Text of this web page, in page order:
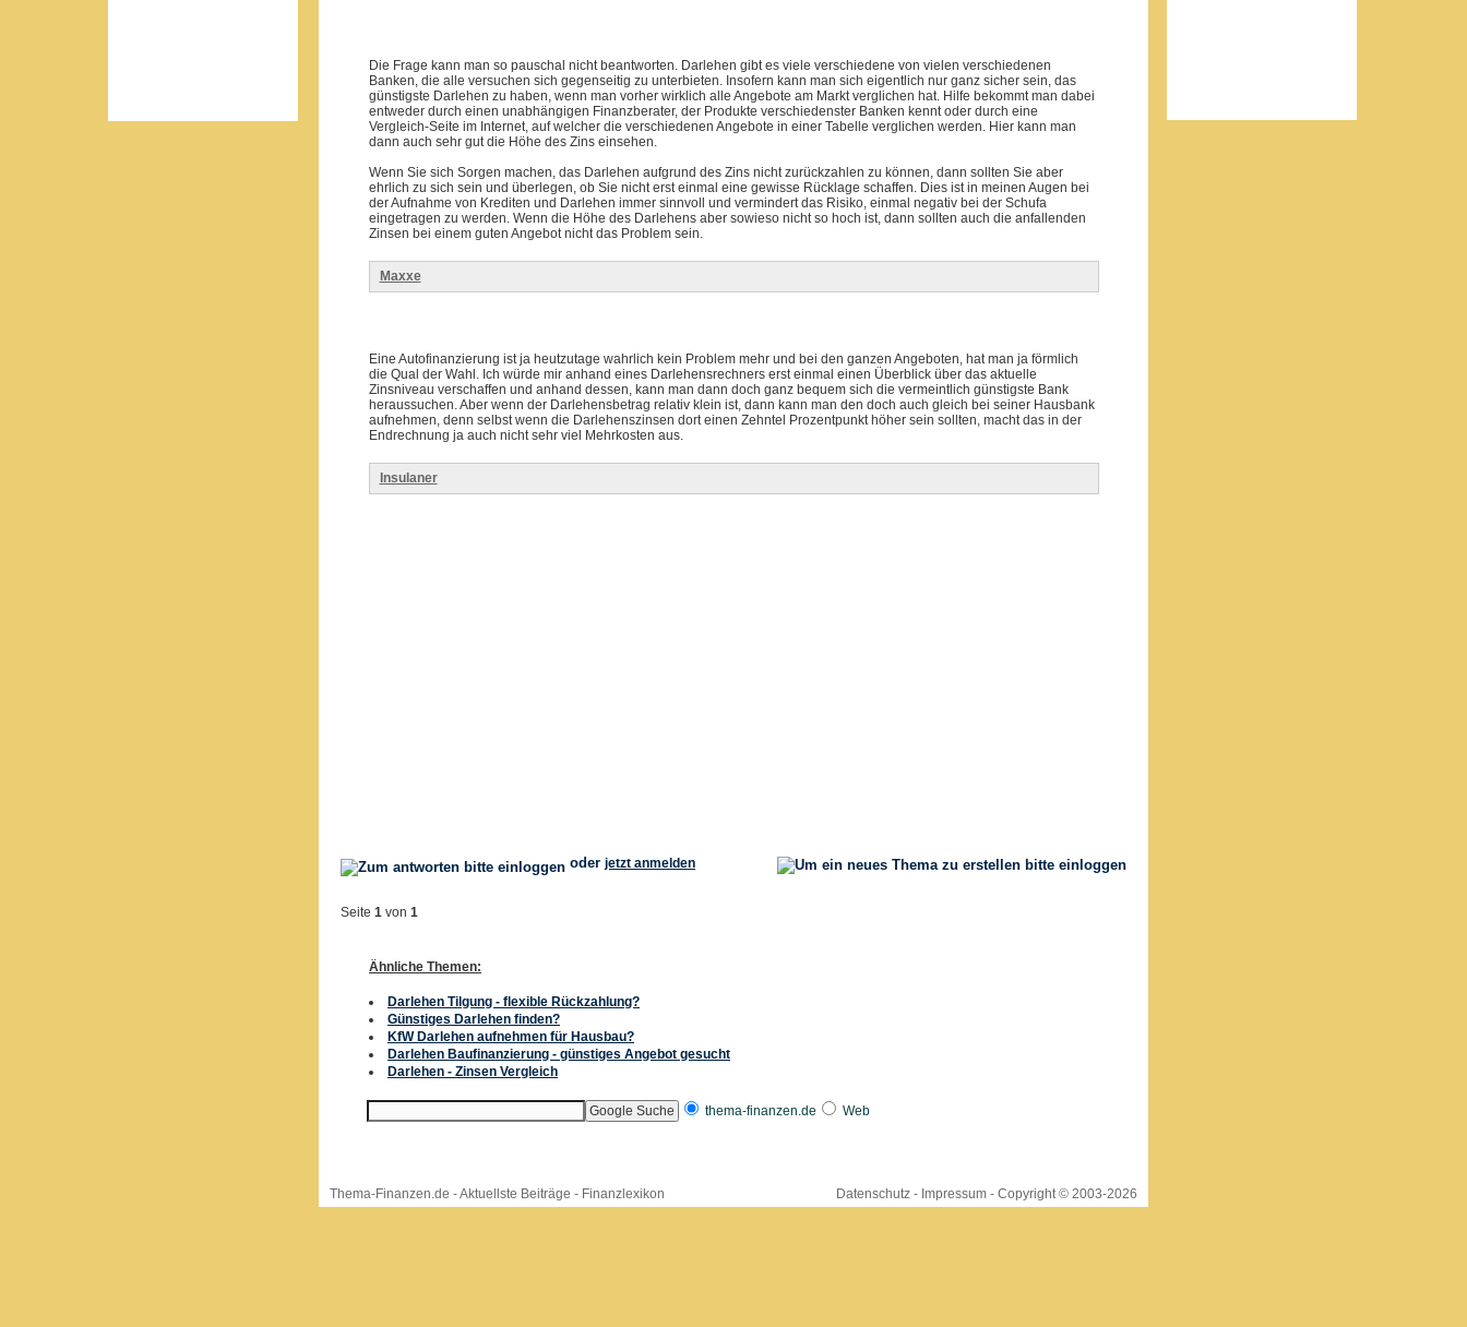
Die Frage kann man so pauschal nicht beantworten. Darlehen gibt es viele verschiedene von vielen verschiedenen
Banken, die alle versuchen sich gegenseitig zu unterbieten. Insofern kann man sich eigentlich nur ganz sicher sein, das
günstigste Darlehen zu haben, wenn man vorher wirklich alle Angebote am Markt verglichen hat. Hilfe bekommt man dabei
entweder durch einen unabhängigen Finanzberater, der Produkte verschiedenster Banken kennt oder durch eine
Vergleich-Seite im Internet, auf welcher die verschiedenen Angebote in einer Tabelle verglichen werden. Hier kann man
dann auch sehr gut die Höhe des Zins einsehen.
Wenn Sie sich Sorgen machen, das Darlehen aufgrund des Zins nicht zurückzahlen zu können, dann sollten Sie aber
ehrlich zu sich sein und überlegen, ob Sie nicht erst einmal eine gewisse Rücklage schaffen. Dies ist in meinen Augen bei
der Aufnahme von Krediten und Darlehen immer sinnvoll und vermindert das Risiko, einmal negativ bei der Schufa
eingetragen zu werden. Wenn die Höhe des Darlehens aber sowieso nicht so hoch ist, dann sollten auch die anfallenden
Zinsen bei einem guten Angebot nicht das Problem sein.
Maxxe
Eine Autofinanzierung ist ja heutzutage wahrlich kein Problem mehr und bei den ganzen Angeboten, hat man ja förmlich
die Qual der Wahl. Ich würde mir anhand eines Darlehensrechners erst einmal einen Überblick über das aktuelle
Zinsniveau verschaffen und anhand dessen, kann man dann doch ganz bequem sich die vermeintlich günstigste Bank
heraussuchen. Aber wenn der Darlehensbetrag relativ klein ist, dann kann man den doch auch gleich bei seiner Hausbank
aufnehmen, denn selbst wenn die Darlehenszinsen dort einen Zehntel Prozentpunkt höher sein sollten, macht das in der
Endrechnung ja auch nicht sehr viel Mehrkosten aus.
Insulaner
oder jetzt anmelden
Seite 1 von 1
Ähnliche Themen:
Darlehen Tilgung - flexible Rückzahlung?
Günstiges Darlehen finden?
KfW Darlehen aufnehmen für Hausbau?
Darlehen Baufinanzierung - günstiges Angebot gesucht
Darlehen - Zinsen Vergleich
thema-finanzen.de Web
Thema-Finanzen.de -Aktuellste Beiträge - Finanzlexikon Datenschutz - Impressum - Copyright © 2003-2026